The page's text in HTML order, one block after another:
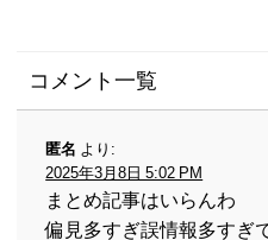
コメント一覧
匿名 より:
2025年3月8日 5:02 PM
まとめ記事はいらんわ
偏見多すぎ誤情報多すぎ